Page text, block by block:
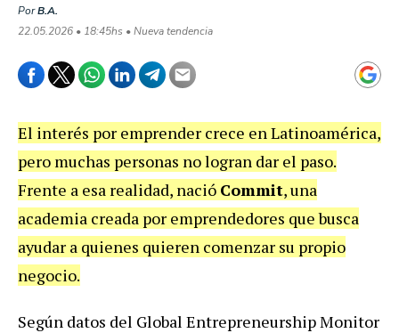
PorB.A.
22.05.2026 • 18:45hs • Nueva tendencia
El interés por emprender crece en Latinoamérica,
pero muchas personas no logran dar el paso.
Frente a esa realidad, nació Commit, una
academia creada por emprendedores que busca
ayudar a quienes quieren comenzar su propio
negocio.
Según datos del Global Entrepreneurship Monitor